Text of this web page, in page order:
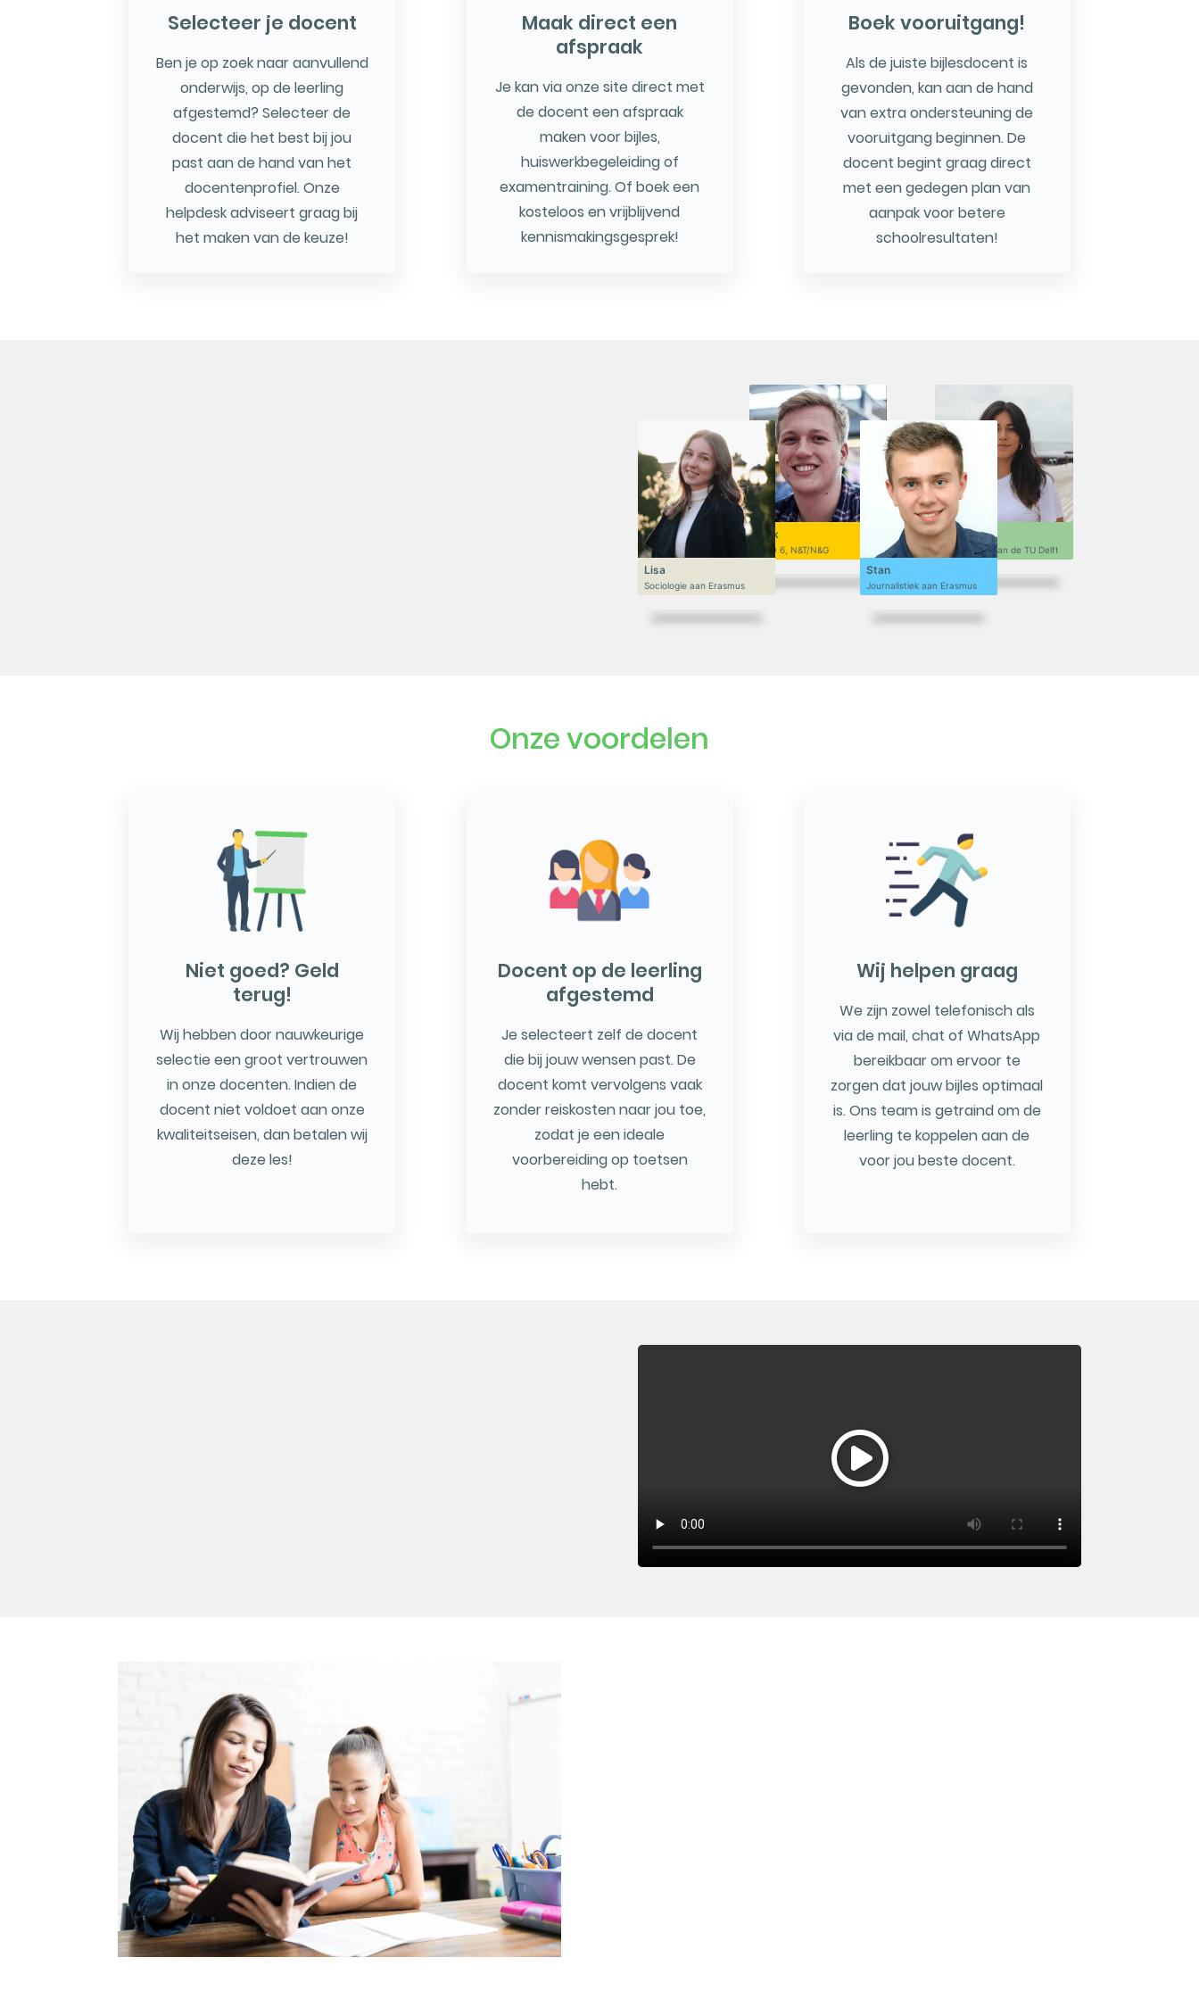
Selecteer je docent
Ben je op zoek naar aanvullend
onderwijs, op de leerling
afgestemd? Selecteer de
docent die het best bij jou
past aan de hand van het
docentenprofiel. Onze
helpdesk adviseert graag bij
het maken van de keuze!
Maak direct een
afspraak
Je kan via onze site direct met
de docent een afspraak
maken voor bijles,
huiswerkbegeleiding of
examentraining. Of boek een
kosteloos en vrijblijvend
kennismakingsgesprek!
Boek vooruitgang!
Als de juiste bijlesdocent is
gevonden, kan aan de hand
van extra ondersteuning de
vooruitgang beginnen. De
docent begint graag direct
met een gedegen plan van
aanpak voor betere
schoolresultaten!
Niek
VWO 6, N&T/N&G
Lisa
Sociologie aan Erasmus
Sofi
Ontwerpen aan de TU Delft
Stan
Journalistiek aan Erasmus
Onze voordelen
Niet goed? Geld
terug!
Wij hebben door nauwkeurige
selectie een groot vertrouwen
in onze docenten. Indien de
docent niet voldoet aan onze
kwaliteitseisen, dan betalen wij
deze les!
Docent op de leerling
afgestemd
Je selecteert zelf de docent
die bij jouw wensen past. De
docent komt vervolgens vaak
zonder reiskosten naar jou toe,
zodat je een ideale
voorbereiding op toetsen
hebt.
Wij helpen graag
We zijn zowel telefonisch als
via de mail, chat of WhatsApp
bereikbaar om ervoor te
zorgen dat jouw bijles optimaal
is. Ons team is getraind om de
leerling te koppelen aan de
voor jou beste docent.